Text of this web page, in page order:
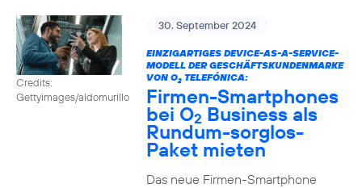
Credits:
Gettyimages/aldomurillo
30. September 2024
EINZIGARTIGES DEVICE-AS-A-SERVICE-
MODELL DER GESCHÄFTSKUNDENMARKE
VON O2TELEFÓNICA:
Firmen-Smartphones
bei O2 Business als
Rundum-sorglos-
Paket mieten
Das neue Firmen-Smartphone